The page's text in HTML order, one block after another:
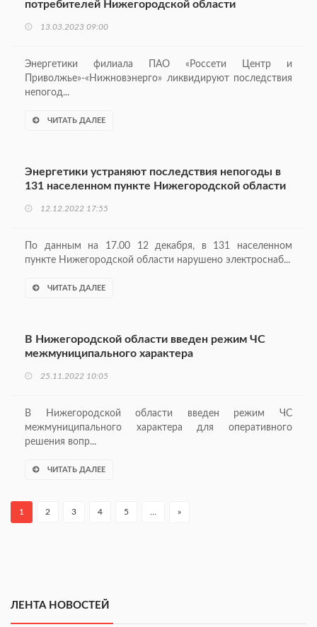
потребителей Нижегородской области
13.03.2023 09:00
Энергетики филиала ПАО «Россети Центр и
Приволжье»-«Нижновэнерго» ликвидируют последствия
непогод...
ЧИТАТЬ ДАЛЕЕ
Энергетики устраняют последствия непогоды в
131 населенном пункте Нижегородской области
12.12.2022 17:55
По данным на 17.00 12 декабря, в 131 населенном
пункте Нижегородской области нарушено электроснаб...
ЧИТАТЬ ДАЛЕЕ
В Нижегородской области введен режим ЧС
межмуниципального характера
25.11.2022 10:05
В Нижегородской области введен режим ЧС
межмуниципального характера для оперативного
решения вопр...
ЧИТАТЬ ДАЛЕЕ
1 2 3 4 5 »
ЛЕНТА НОВОСТЕЙ